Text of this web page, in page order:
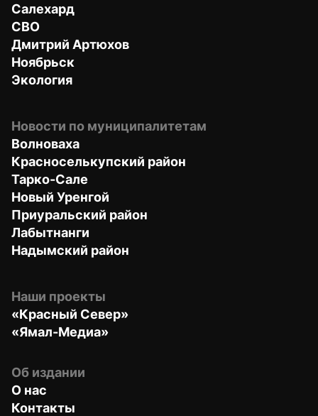
Салехард
СВО
Дмитрий Артюхов
Ноябрьск
Экология
Новости по муниципалитетам
Волноваха
Красноселькупский район
Тарко-Сале
Новый Уренгой
Приуральский район
Лабытнанги
Надымский район
Наши проекты
«Красный Север»
«Ямал-Медиа»
Об издании
О нас
Контакты